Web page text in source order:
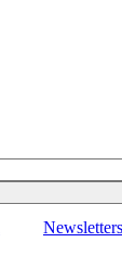
Newsletters